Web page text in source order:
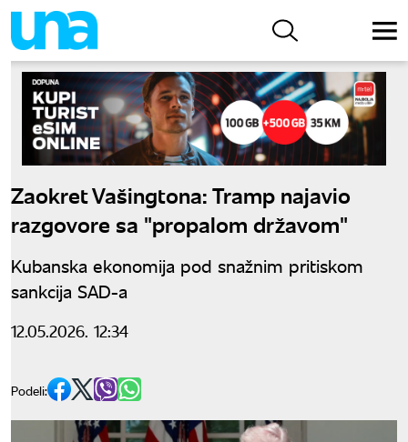
Zaokret Vašingtona: Tramp najavio
razgovore sa "propalom državom"
Kubanska ekonomija pod snažnim pritiskom
sankcija SAD-a
12.05.2026. 12:34
Podeli: